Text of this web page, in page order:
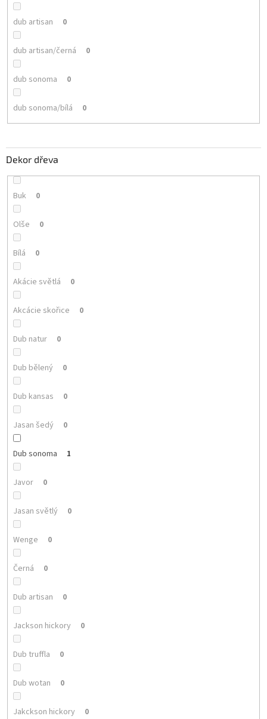
dub artisan 0
dub artisan/černá 0
dub sonoma 0
dub sonoma/bílá 0
Dekor dřeva
Buk 0
Olše 0
Bílá 0
Akácie světlá 0
Akcácie skořice 0
Dub natur 0
Dub bělený 0
Dub kansas 0
Jasan šedý 0
Dub sonoma 1
Javor 0
Jasan světlý 0
Wenge 0
Černá 0
Dub artisan 0
Jackson hickory 0
Dub truffla 0
Dub wotan 0
Jakckson hickory 0